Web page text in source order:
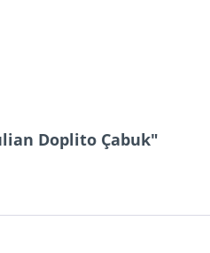
Doplito Çabuk"